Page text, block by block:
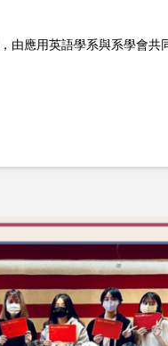
由應用英語學系與系學會